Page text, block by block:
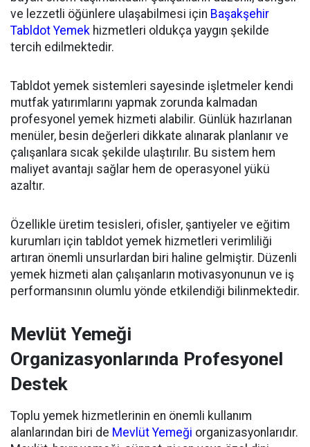
ve lezzetli öğünlere ulaşabilmesi için Başakşehir
Tabldot Yemek hizmetleri oldukça yaygın şekilde
tercih edilmektedir.
Tabldot yemek sistemleri sayesinde işletmeler kendi
mutfak yatırımlarını yapmak zorunda kalmadan
profesyonel yemek hizmeti alabilir. Günlük hazırlanan
menüler, besin değerleri dikkate alınarak planlanır ve
çalışanlara sıcak şekilde ulaştırılır. Bu sistem hem
maliyet avantajı sağlar hem de operasyonel yükü
azaltır.
Özellikle üretim tesisleri, ofisler, şantiyeler ve eğitim
kurumları için tabldot yemek hizmetleri verimliliği
artıran önemli unsurlardan biri haline gelmiştir. Düzenli
yemek hizmeti alan çalışanların motivasyonunun ve iş
performansının olumlu yönde etkilendiği bilinmektedir.
Mevlüt Yemeği
Organizasyonlarında Profesyonel
Destek
Toplu yemek hizmetlerinin en önemli kullanım
alanlarından biri de Mevlüt Yemeği organizasyonlarıdır.